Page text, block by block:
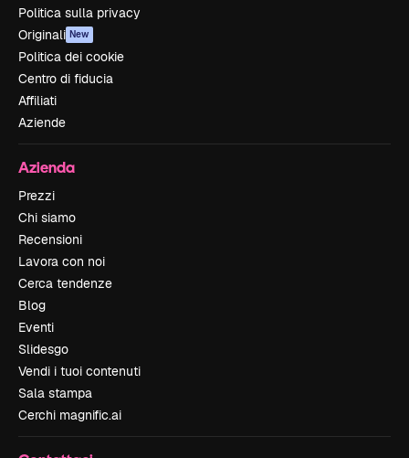
Politica sulla privacy
Originali New
Politica dei cookie
Centro di fiducia
Affiliati
Aziende
Azienda
Prezzi
Chi siamo
Recensioni
Lavora con noi
Cerca tendenze
Blog
Eventi
Slidesgo
Vendi i tuoi contenuti
Sala stampa
Cerchi magnific.ai